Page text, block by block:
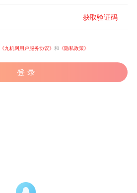
获取验证码
《九机网用户服务协议》 和 《隐私政策》
登 录